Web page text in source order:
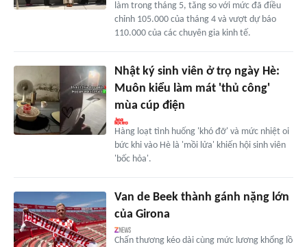
làm trong tháng 5, tăng so với mức đã điều
chỉnh 105.000 của tháng 4 và vượt dự báo
110.000 của các chuyên gia kinh tế.
Nhật ký sinh viên ở trọ ngày Hè:
Muôn kiểu làm mát 'thủ công'
mùa cúp điện
Hàng loạt tình huống 'khó đỡ' và mức nhiệt oi
bức khi vào Hè là 'mồi lửa' khiến hội sinh viên
'bốc hỏa'.
Van de Beek thành gánh nặng lớn
của Girona
Chấn thương kéo dài cùng mức lương khổng lồ